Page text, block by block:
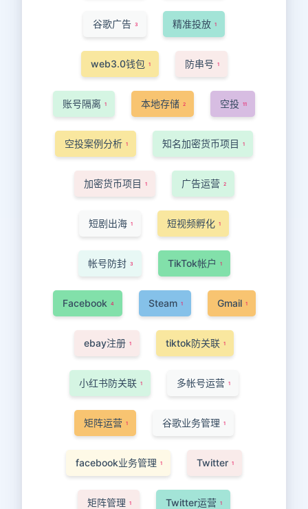
谷歌广告 3 精准投放 1
web3.0钱包 1 防串号 1
账号隔离 1 本地存储 2 空投 11
空投案例分析 1 知名加密货币项目 1
加密货币项目 1 广告运营 2
短剧出海 1 短视频孵化 1
帐号防封 3 TikTok帐户 1
Facebook 4 Steam 1 Gmail 1
ebay注册 1 tiktok防关联 1
小红书防关联 1 多帐号运营 1
矩阵运营 1 谷歌业务管理 1
facebook业务管理 1 Twitter 1
矩阵管理 1 Twitter运营 1